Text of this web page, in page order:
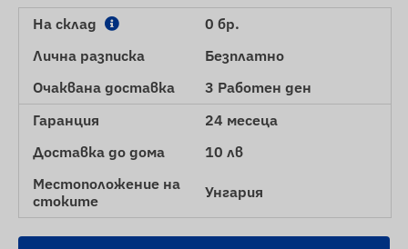
На склад
0 бр.
Лична разписка
Безплатно
Очаквана доставка
3 Работен ден
Гаранция
24 месеца
Доставка до дома
10 лв
Местоположение на
стоките
Унгария